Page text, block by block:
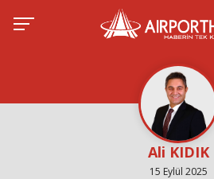
Ali KIDIK
15 Eylül 2025